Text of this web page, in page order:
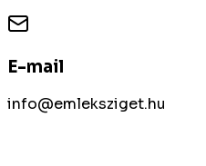
E-mail
info@emleksziget.hu